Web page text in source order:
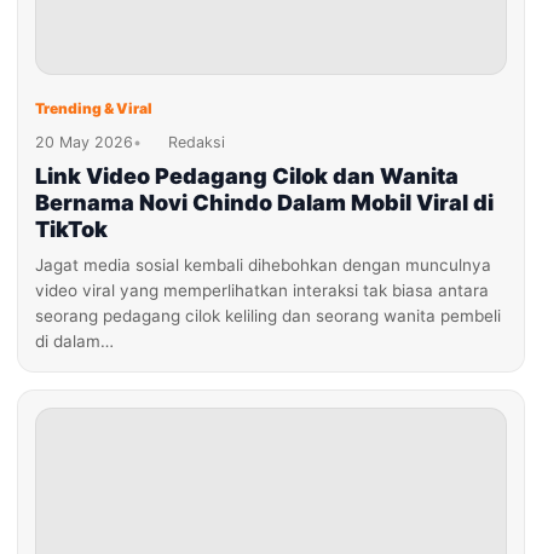
Trending & Viral
20 May 2026• Redaksi
Link Video Pedagang Cilok dan Wanita
Bernama Novi Chindo Dalam Mobil Viral di
TikTok
Jagat media sosial kembali dihebohkan dengan munculnya
video viral yang memperlihatkan interaksi tak biasa antara
seorang pedagang cilok keliling dan seorang wanita pembeli
di dalam…